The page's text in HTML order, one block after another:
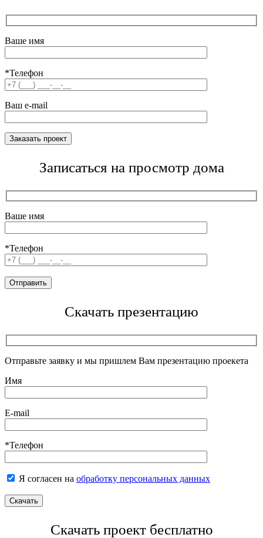
Ваше имя
*Телефон
Ваш e-mail
Записаться на просмотр дома
Ваше имя
*Телефон
Скачать презентацию
Отправьте заявку и мы пришлем Вам презентацию проекета
Имя
E-mail
*Телефон
Я согласен на обработку персональных данных
Скачать проект бесплатно